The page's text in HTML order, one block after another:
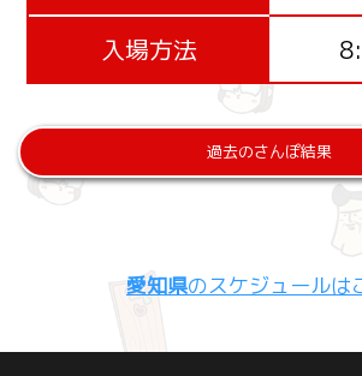
入場方法
過去のさんぽ結果
愛知県のスケジュールは